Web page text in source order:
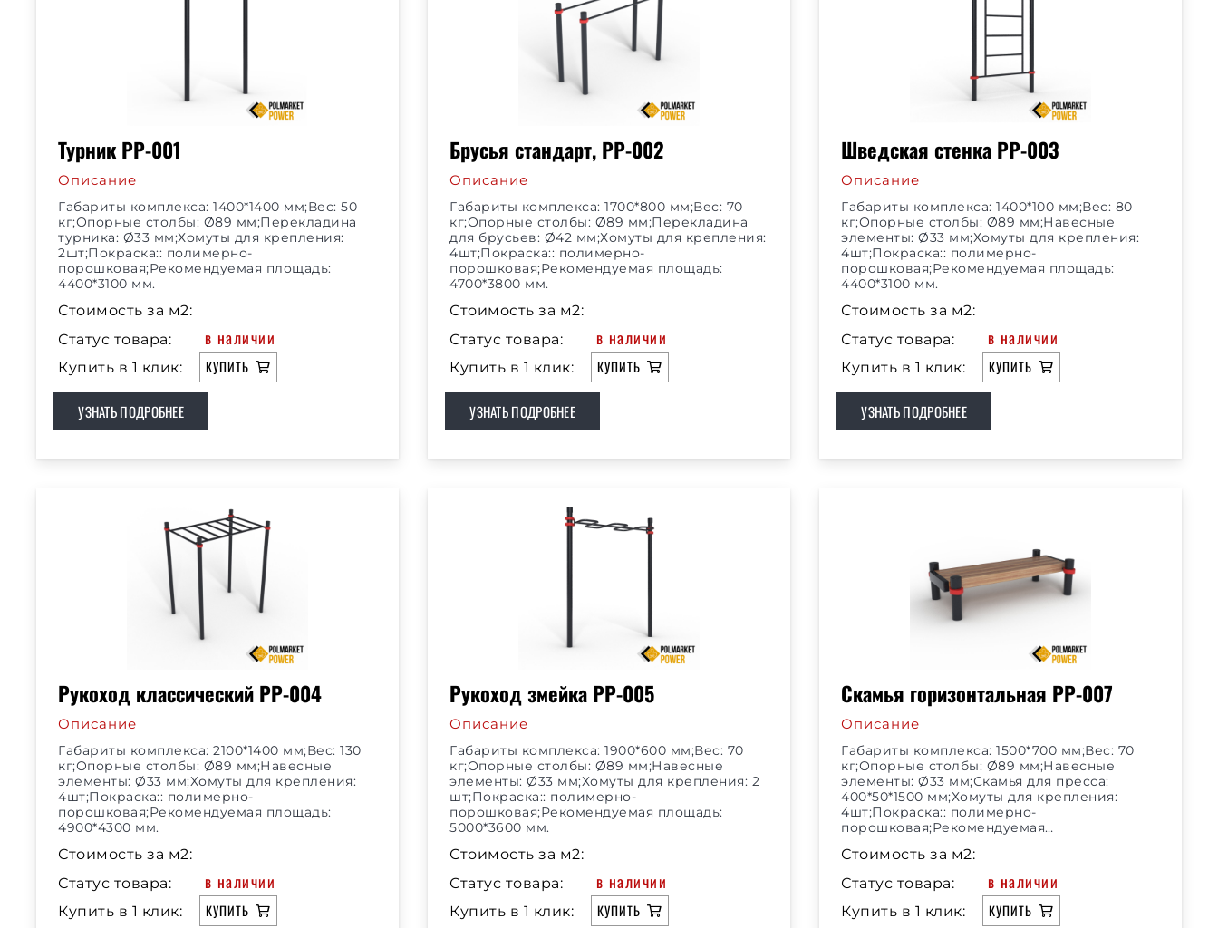
Турник РР-001
Описание
Габариты комплекса: 1400*1400 мм;Вес: 50
кг;Опорные столбы: Ø89 мм;Перекладина
турника: Ø33 мм;Хомуты для крепления:
2шт;Покраска:: полимерно-
порошковая;Рекомендуемая площадь:
4400*3100 мм.
Стоимость за м2:
Статус товара:
в наличии
Купить в 1 клик: КУПИТЬ
УЗНАТЬ ПОДРОБНЕЕ
Брусья стандарт, РР-002
Описание
Габариты комплекса: 1700*800 мм;Вес: 70
кг;Опорные столбы: Ø89 мм;Перекладина
для брусьев: Ø42 мм;Хомуты для крепления:
4шт;Покраска:: полимерно-
порошковая;Рекомендуемая площадь:
4700*3800 мм.
Стоимость за м2:
Статус товара:
в наличии
Купить в 1 клик: КУПИТЬ
УЗНАТЬ ПОДРОБНЕЕ
Шведская стенка РР-003
Описание
Габариты комплекса: 1400*100 мм;Вес: 80
кг;Опорные столбы: Ø89 мм;Навесные
элементы: Ø33 мм;Хомуты для крепления:
4шт;Покраска:: полимерно-
порошковая;Рекомендуемая площадь:
4400*3100 мм.
Стоимость за м2:
Статус товара:
в наличии
Купить в 1 клик: КУПИТЬ
УЗНАТЬ ПОДРОБНЕЕ
Рукоход классический РР-004
Описание
Габариты комплекса: 2100*1400 мм;Вес: 130
кг;Опорные столбы: Ø89 мм;Навесные
элементы: Ø33 мм;Хомуты для крепления:
4шт;Покраска:: полимерно-
порошковая;Рекомендуемая площадь:
4900*4300 мм.
Стоимость за м2:
Статус товара:
в наличии
Купить в 1 клик: КУПИТЬ
Рукоход змейка РР-005
Описание
Габариты комплекса: 1900*600 мм;Вес: 70
кг;Опорные столбы: Ø89 мм;Навесные
элементы: Ø33 мм;Хомуты для крепления: 2
шт;Покраска:: полимерно-
порошковая;Рекомендуемая площадь:
5000*3600 мм.
Стоимость за м2:
Статус товара:
в наличии
Купить в 1 клик: КУПИТЬ
Скамья горизонтальная РР-007
Описание
Габариты комплекса: 1500*700 мм;Вес: 70
кг;Опорные столбы: Ø89 мм;Навесные
элементы: Ø33 мм;Скамья для пресса:
400*50*1500 мм;Хомуты для крепления:
4шт;Покраска:: полимерно-
порошковая;Рекомендуемая…
Стоимость за м2:
Статус товара:
в наличии
Купить в 1 клик: КУПИТЬ